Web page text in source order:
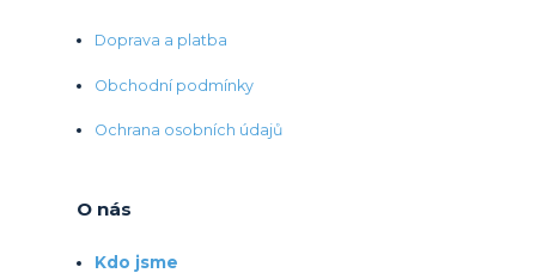
Doprava a platba
Obchodní podmínky
Ochrana osobních údajů
O nás
Kdo jsme